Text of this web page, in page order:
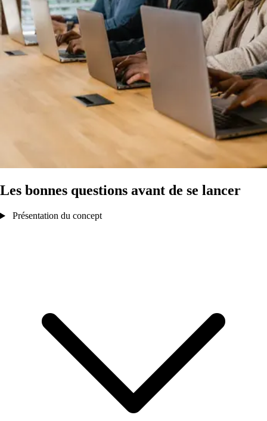
Les bonnes questions avant de se lancer
Présentation du concept